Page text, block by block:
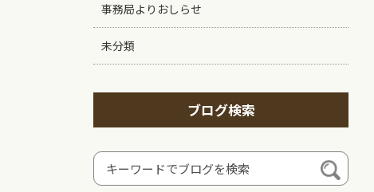
事務局よりおしらせ
未分類
ブログ検索